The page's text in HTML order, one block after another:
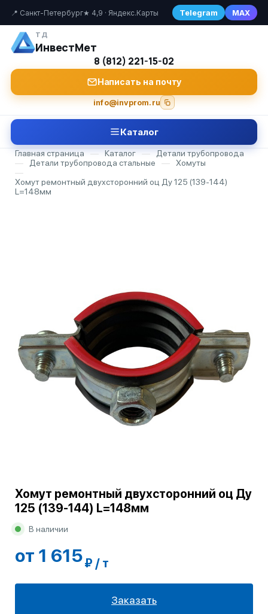
📍 Санкт-Петербург★ 4,9 · Яндекс.Карты Telegram MAX
ТД
ИнвестМет
8 (812) 221-15-02
Написать на почту
info@invprom.ru
Каталог
Главная страница — Каталог —
Детали трубопровода
—
Детали трубопровода стальные —
Хомуты
—
Хомут ремонтный двухсторонний оц Ду 125 (139-144)
L=148мм
Хомут ремонтный двухсторонний оц Ду
125 (139-144) L=148мм
В наличии
от 1 615₽ / т
Заказать